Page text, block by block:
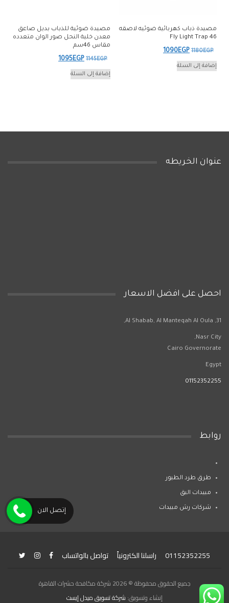
مصيدة ذباب كهربائية ضوئيه لاصقه
46 Fly Light Trap
1180EGP
السعر
الأصلي
1090EGP
إضافة إلى السلة
مصيدة ضوئية للذباب بديل صاعق
معدن خلية النحل صور الوان متعدده
مقاس 46سم
1145EGP
السعر
الأصلي
1095EGP
إضافة إلى السلة
عنوان الخريطه
احصل على افضل الاسعار
31, Al Shabab, Al Manteqah Al Oula,
Nasr City,
Cairo Governorate
Egypt
01152352255
روابط
طرق طرد الطيور
مبيدات البق
شركات رش مبيدات
01152352255 راسلنا الكترونياً تواصل بالواتساب
جميع الحقوق محفوظة © 2026 شركة مكافحة حشرات القاهرة
إنشاء وتسويق: شركة تسويق ميدل إيست
إتصل الان